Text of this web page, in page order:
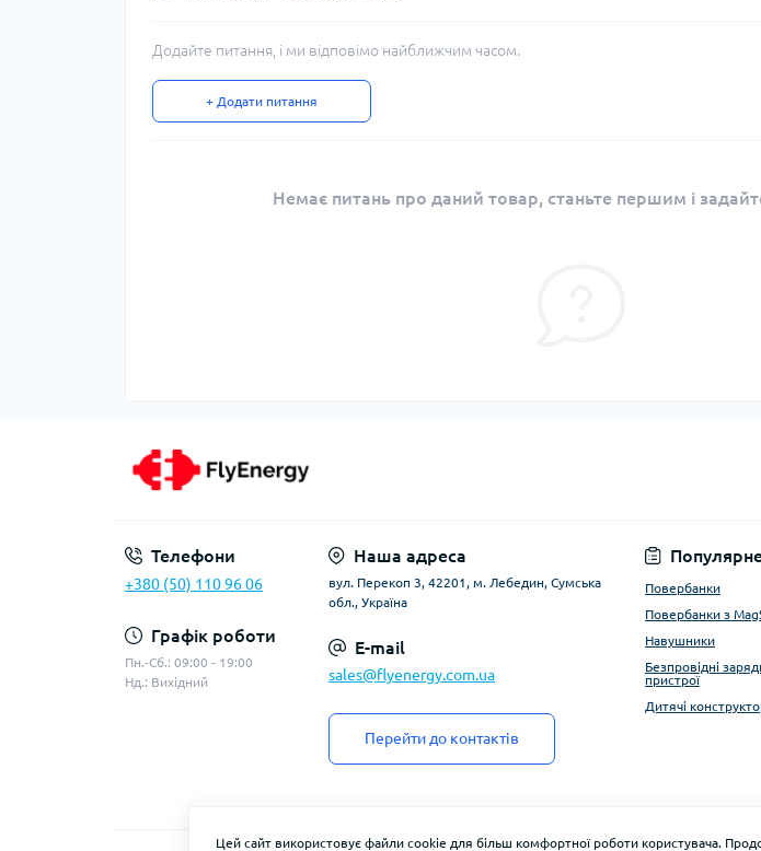
Додайте питання, і ми відповімо найближчим часом.
+ Додати питання
Немає питань про даний товар, станьте першим і
Телефони
+380 (50) 110 96 06
Графік роботи
Пн.-Сб.: 09:00 - 19:00
Нд.: Вихідний
Наша адреса
вул. Перекоп 3, 42201, м. Лебедин, Сумська
обл., Україна
E-mail
sales@flyenergy.com.ua
Перейти до контактів
Повербанки
Повербанки з
Навушники
Безпровідні
пристрої
Дитячі
Цей сайт використовує файли cookie для більш комфортної роботи користувача.